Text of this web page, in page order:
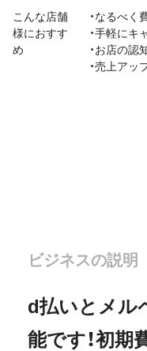
こんな店舗
様におすす
め
・なるべく
・手軽に
・お店の認
・売上アッ
ビジネスの説明
d払いとメル
能です！初期